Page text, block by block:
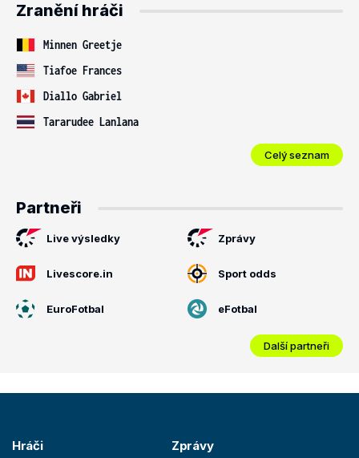
Zranění hráči
Minnen Greetje
Tiafoe Frances
Diallo Gabriel
Tararudee Lanlana
Celý seznam
Partneři
Live výsledky Zprávy
Livescore.in Sport odds
EuroFotbal eFotbal
Další partneři
Hráči Zprávy